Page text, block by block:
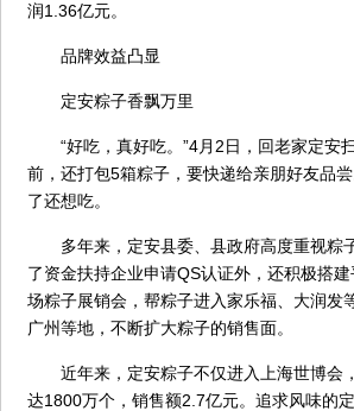
润1.36亿元。
品牌效益凸显
定安粽子香飘万里
“好吃，真好吃。”4月2日，回老家定安
前，还打包5箱粽子，要快递给亲朋好友品
了还想吃。
多年来，定安县委、县政府高度重视粽
了资金扶持企业申请QS认证外，还积极搭
场粽子展销会，帮粽子进入家乐福、大润发
广州等地，不断扩大粽子的销售面。
近年来，定安粽子不仅进入上海世博会
达1800万个，销售额2.7亿元。追求风味的